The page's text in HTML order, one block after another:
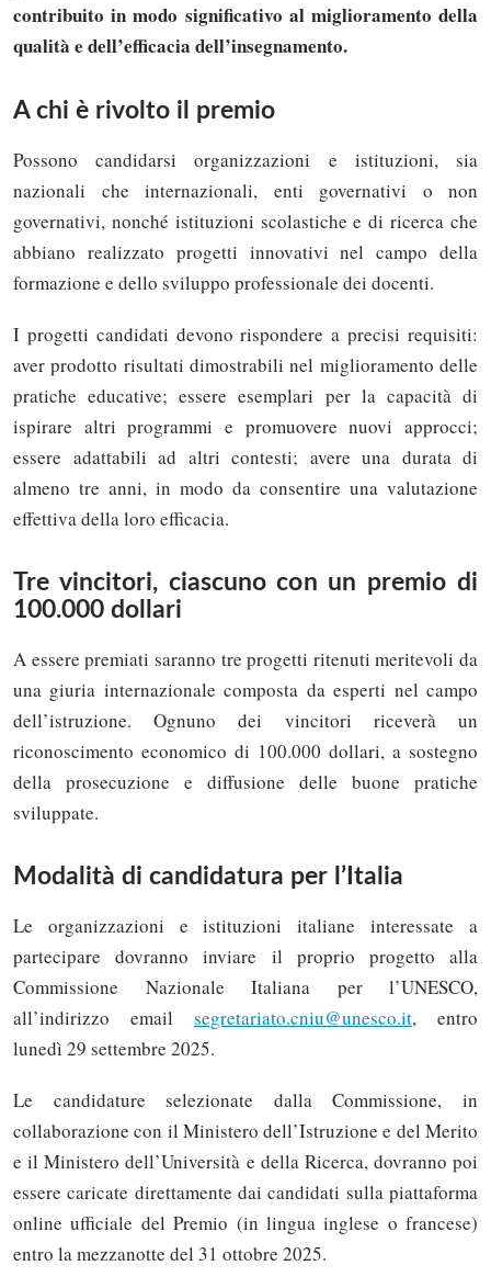
contribuito in modo significativo al miglioramento della
qualità e dell’efficacia dell’insegnamento.
A chi è rivolto il premio
Possono candidarsi organizzazioni e istituzioni, sia
nazionali che internazionali, enti governativi o non
governativi, nonché istituzioni scolastiche e di ricerca che
abbiano realizzato progetti innovativi nel campo della
formazione e dello sviluppo professionale dei docenti.
I progetti candidati devono rispondere a precisi requisiti:
aver prodotto risultati dimostrabili nel miglioramento delle
pratiche educative; essere esemplari per la capacità di
ispirare altri programmi e promuovere nuovi approcci;
essere adattabili ad altri contesti; avere una durata di
almeno tre anni, in modo da consentire una valutazione
effettiva della loro efficacia.
Tre vincitori, ciascuno con un premio di
100.000 dollari
A essere premiati saranno tre progetti ritenuti meritevoli da
una giuria internazionale composta da esperti nel campo
dell’istruzione. Ognuno dei vincitori riceverà un
riconoscimento economico di 100.000 dollari, a sostegno
della prosecuzione e diffusione delle buone pratiche
sviluppate.
Modalità di candidatura per l’Italia
Le organizzazioni e istituzioni italiane interessate a
partecipare dovranno inviare il proprio progetto alla
Commissione Nazionale Italiana per l’UNESCO,
all’indirizzo email segretariato.cniu@unesco.it, entro
lunedì 29 settembre 2025.
Le candidature selezionate dalla Commissione, in
collaborazione con il Ministero dell’Istruzione e del Merito
e il Ministero dell’Università e della Ricerca, dovranno poi
essere caricate direttamente dai candidati sulla piattaforma
online ufficiale del Premio (in lingua inglese o francese)
entro la mezzanotte del 31 ottobre 2025.